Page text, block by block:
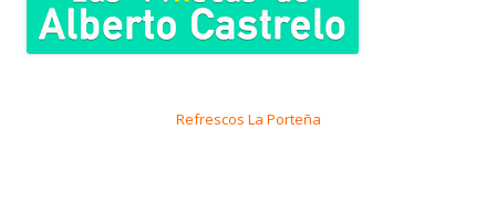
Refrescos La Porteña